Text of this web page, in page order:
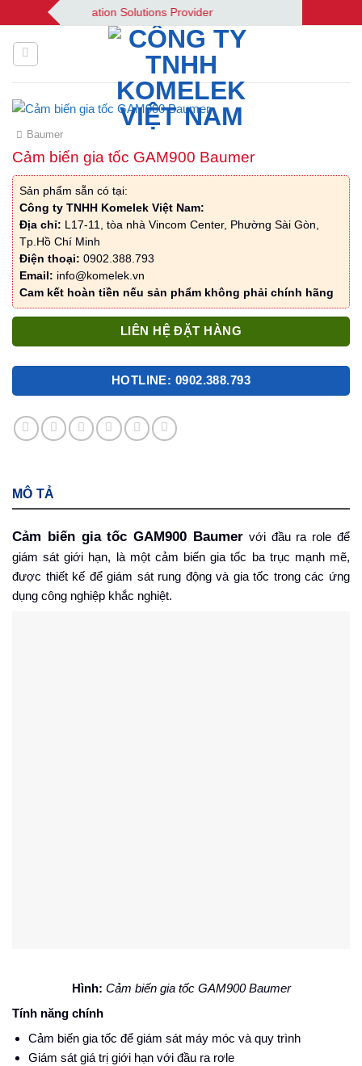
qua
nội
dung
| Your Automation Solutions Provider
Baumer
Cảm biến gia tốc GAM900 Baumer
Sản phẩm sẵn có tại:
Công ty TNHH Komelek Việt Nam:
Địa chỉ: L17-11, tòa nhà Vincom Center, Phường Sài Gòn,
Tp.Hồ Chí Minh
Điện thoại: 0902.388.793
Email: info@komelek.vn
Cam kết hoàn tiền nếu sản phẩm không phải chính hãng
LIÊN HỆ ĐẶT HÀNG
HOTLINE: 0902.388.793
MÔ TẢ
Cảm biến gia tốc GAM900 Baumer với đầu ra role để
giám sát giới hạn, là một cảm biến gia tốc ba trục mạnh mẽ,
được thiết kế để giám sát rung động và gia tốc trong các ứng
dụng công nghiệp khắc nghiệt.
Hình: Cảm biến gia tốc GAM900 Baumer
Tính năng chính
Cảm biến gia tốc để giám sát máy móc và quy trình
Giám sát giá trị giới hạn với đầu ra rơle